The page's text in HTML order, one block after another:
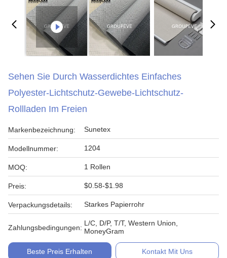
Sehen Sie Durch Wasserdichtes Einfaches
Polyester-Lichtschutz-Gewebe-Lichtschutz-
Rollladen Im Freien
Markenbezeichnung: Sunetex
Modellnummer: 1204
MOQ: 1 Rollen
Preis: $0.58-$1.98
Verpackungsdetails: Starkes Papierrohr
Zahlungsbedingungen:
L/C, D/P, T/T, Western Union,
MoneyGram
Beste Preis Erhalten Kontakt Mit Uns